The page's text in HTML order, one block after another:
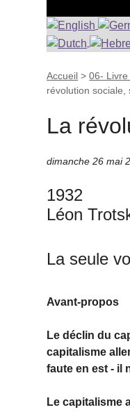
Accueil >06- Livre
révolution sociale,
La
dimanche 26 mai
1932
Léon
La seule
Avant-propos
Le déclin du
capitalisme
faute en est - il
Le capitalisme